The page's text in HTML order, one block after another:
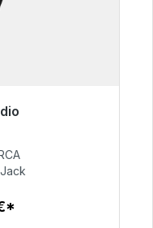
plazo de entrega